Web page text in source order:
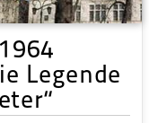
Legende